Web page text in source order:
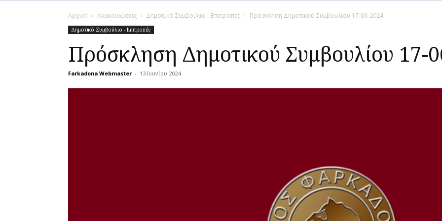
Αρχική Ανακοινώσεις Δημοτικό Συμβούλιο - Επιτροπές Πρόσκληση Δημοτικού Συμβουλίου 17-06-2024
Δημοτικό Συμβούλιο - Επιτροπές
Πρόσκληση Δημοτικού Συμβουλίου 17-
Farkadona Webmaster - 13 Ιουνίου 2024